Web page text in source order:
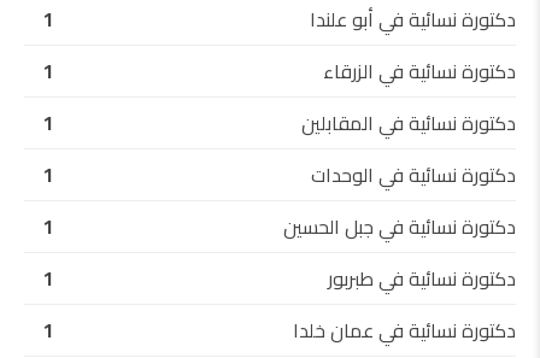
دكتورة نسائية في أبو علندا
1
دكتورة نسائية في الزرقاء
1
دكتورة نسائية في المقابلين
1
دكتورة نسائية في الوحدات
1
دكتورة نسائية في جبل الحسين
1
دكتورة نسائية في طبربور
1
دكتورة نسائية في عمان خلدا
1